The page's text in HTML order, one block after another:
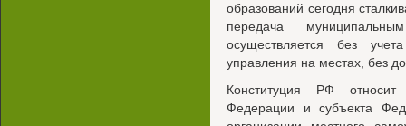
образований сегодня
передача
осуществляется без
управления на местах, без
Конституция РФ
Федерации и субъекта